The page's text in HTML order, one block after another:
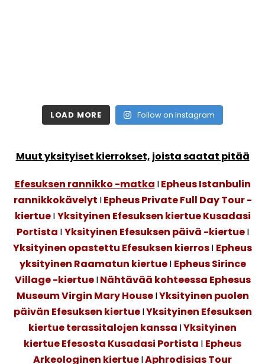
LOAD MORE Follow on Instagram
Muut yksityiset kierrokset, joista saatat pitää
Efesuksen rannikko -matka IEpheus Istanbulin
rannikkokävelyt IEpheus Private Full Day Tour -
kiertueIYksityinen Efesuksen kiertue Kusadasi
Portista IYksityinen Efesuksen päivä -kiertueI
Yksityinen opastettu Efesuksen kierrosI Epheus
yksityinen Raamatun kiertueI Epheus Sirince
Village -kiertueINähtävää kohteessa Ephesus
Museum Virgin Mary HouseIYksityinen puolen
päivän Efesuksen kiertueIYksityinen Efesuksen
kiertue terassitalojen kanssa IYksityinen
kiertue Efesosta Kusadasi Portista I Epheus
Arkeologinen kiertueIAphrodisias Tour